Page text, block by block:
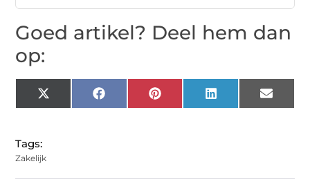
Goed artikel? Deel hem dan
op:
X
(Twitter)
Facebook Pinterest LinkedIn Email
Tags:
Zakelijk